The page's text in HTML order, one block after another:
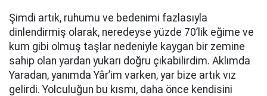
Şimdi artık, ruhumu ve bedenimi fazlasıyla
dinlendirmiş olarak, neredeyse yüzde 70’lik eğime ve
kum gibi olmuş taşlar nedeniyle kaygan bir zemine
sahip olan yardan yukarı doğru çıkabilirdim. Aklımda
Yaradan, yanımda Yâr’im varken, yar bize artık vız
gelirdi. Yolculuğun bu kısmı, daha önce kendisini